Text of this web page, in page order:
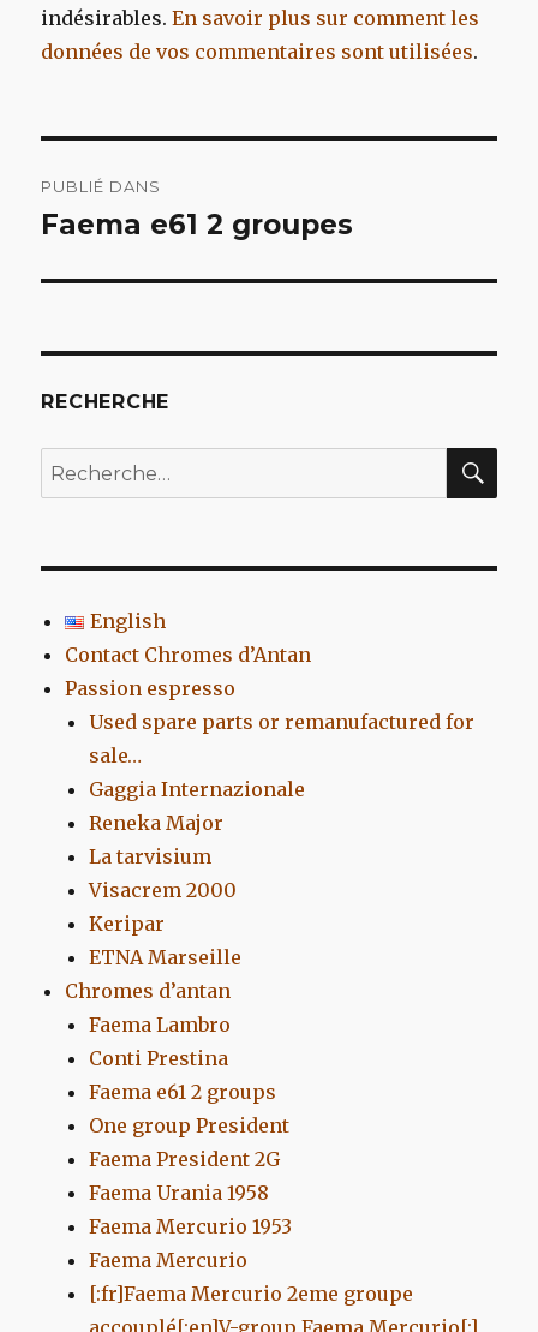
indésirables.En savoir plus sur comment les
données de vos commentaires sont utilisées.
de
PUBLIÉ DANS
Faema e61 2 groupes
RECHERCHE
Recherche
pour
English
Contact Chromes d’Antan
Passion espresso
Used spare parts or remanufactured for
sale…
Gaggia Internazionale
Reneka Major
La tarvisium
Visacrem 2000
Keripar
ETNA Marseille
Chromes d’antan
Faema Lambro
Conti Prestina
Faema e61 2 groups
One group President
Faema President 2G
Faema Urania 1958
Faema Mercurio 1953
Faema Mercurio
[:fr]Faema Mercurio 2eme groupe